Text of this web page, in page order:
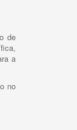
de
a
no